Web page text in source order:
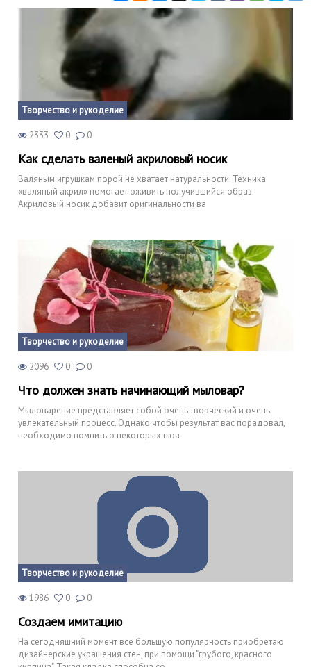
Творчество и рукоделие
2333 0 0
Как сделать валеный акриловый носик
Валяным игрушкам порой не хватает натуральности. Техника
«валяный акрил» помогает оживить получившийся образ.
Акриловый носик добавит оригинальности ва
Творчество и рукоделие
2096 0 0
Что должен знать начинающий мыловар?
Мыловарение представляет собой очень творческий и очень
увлекательный процесс. Однако чтобы результат вас порадовал,
необходимо помнить о некоторых нюа
Творчество и рукоделие
1986 0 0
Создаем имитацию
На сегодняшний момент все большую популярность приобретаю
дизайнерские украшения стен, при помощи "грубого, красного